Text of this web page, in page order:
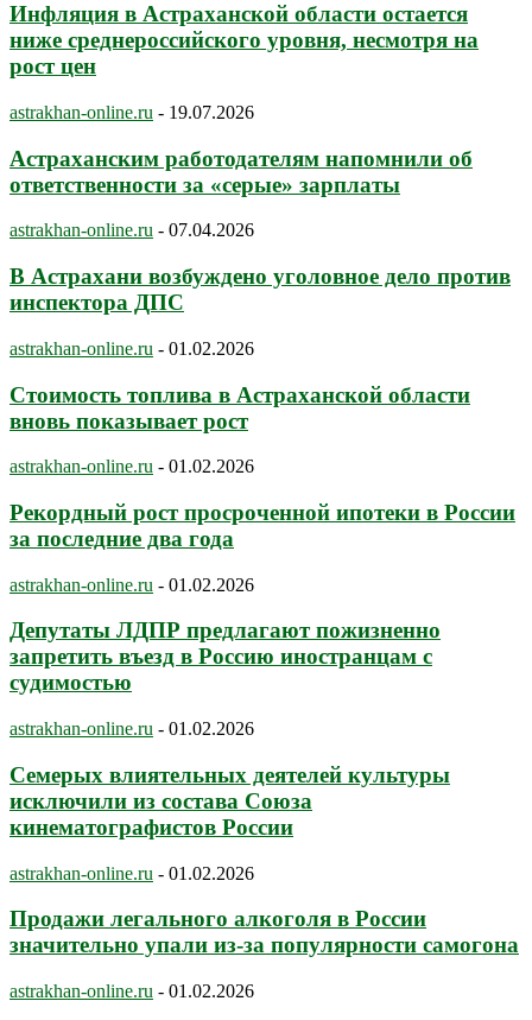
Инфляция в Астраханской области остается
ниже среднероссийского уровня, несмотря на
рост цен
astrakhan-online.ru - 19.07.2026
Астраханским работодателям напомнили об
ответственности за «серые» зарплаты
astrakhan-online.ru - 07.04.2026
В Астрахани возбуждено уголовное дело против
инспектора ДПС
astrakhan-online.ru - 01.02.2026
Стоимость топлива в Астраханской области
вновь показывает рост
astrakhan-online.ru - 01.02.2026
Рекордный рост просроченной ипотеки в России
за последние два года
astrakhan-online.ru - 01.02.2026
Депутаты ЛДПР предлагают пожизненно
запретить въезд в Россию иностранцам с
судимостью
astrakhan-online.ru - 01.02.2026
Семерых влиятельных деятелей культуры
исключили из состава Союза
кинематографистов России
astrakhan-online.ru - 01.02.2026
Продажи легального алкоголя в России
значительно упали из-за популярности самогона
astrakhan-online.ru - 01.02.2026